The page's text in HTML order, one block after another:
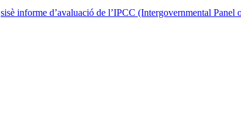
sisè informe d’avaluació de l’IPCC (Intergovernmental Panel